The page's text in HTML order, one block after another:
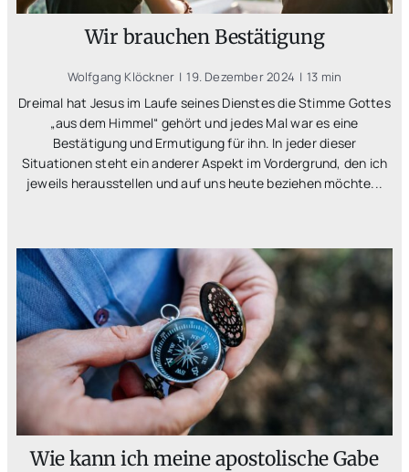
Wir brauchen Bestätigung
Wolfgang Klöckner | 19. Dezember 2024 | 13 min
Dreimal hat Jesus im Laufe seines Dienstes die Stimme Gottes
„aus dem Himmel“ gehört und jedes Mal war es eine
Bestätigung und Ermutigung für ihn. In jeder dieser
Situationen steht ein anderer Aspekt im Vordergrund, den ich
jeweils herausstellen und auf uns heute beziehen möchte...
Wie kann ich meine apostolische Gabe